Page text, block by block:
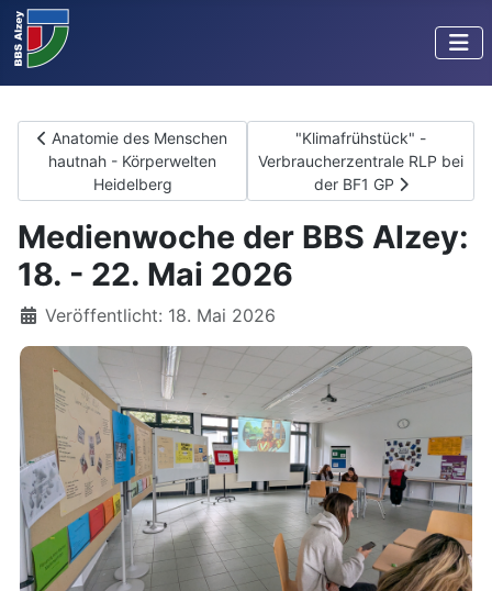
Vorheriger Beitrag: Anatomie des Menschen hautnah -
Anatomie des Menschen
hautnah - Körperwelten
Heidelberg
Nächster Beitrag:
"Klimafrühstück" -
Verbraucherzentrale RLP bei
der BF1 GP
Medienwoche der BBS Alzey:
18. - 22. Mai 2026
Details
Veröffentlicht: 18. Mai 2026